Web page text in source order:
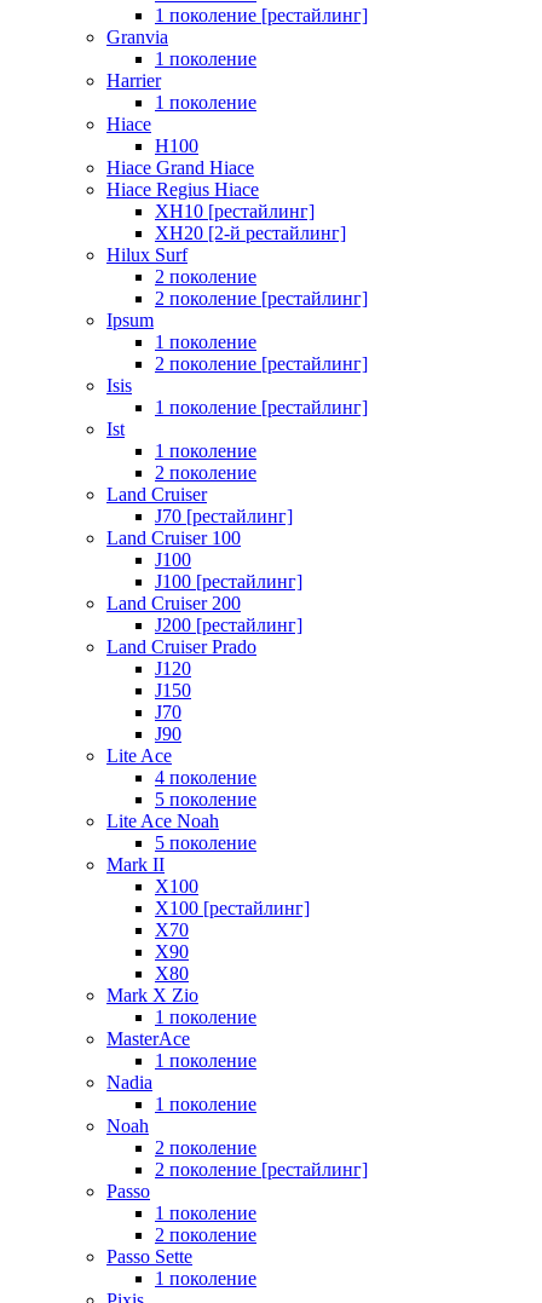
1 поколение [рестайлинг]
Granvia
1 поколение
Harrier
1 поколение
Hiace
H100
Hiace Grand Hiace
Hiace Regius Hiace
XH10 [рестайлинг]
XH20 [2-й рестайлинг]
Hilux Surf
2 поколение
2 поколение [рестайлинг]
Ipsum
1 поколение
2 поколение [рестайлинг]
Isis
1 поколение [рестайлинг]
Ist
1 поколение
2 поколение
Land Cruiser
J70 [рестайлинг]
Land Cruiser 100
J100
J100 [рестайлинг]
Land Cruiser 200
J200 [рестайлинг]
Land Cruiser Prado
J120
J150
J70
J90
Lite Ace
4 поколение
5 поколение
Lite Ace Noah
5 поколение
Mark II
X100
X100 [рестайлинг]
X70
X90
Х80
Mark X Zio
1 поколение
MasterAce
1 поколение
Nadia
1 поколение
Noah
2 поколение
2 поколение [рестайлинг]
Passo
1 поколение
2 поколение
Passo Sette
1 поколение